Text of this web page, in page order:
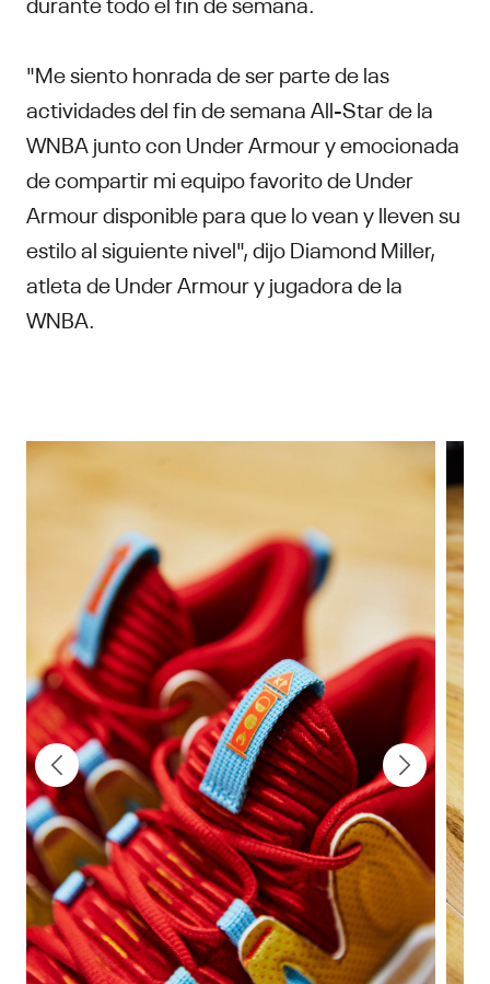
"Me siento honrada de ser parte de las
actividades del fin de semana All-Star de la
WNBA junto con Under Armour y emocionada
de compartir mi equipo favorito de Under
Armour disponible para que lo vean y lleven su
estilo al siguiente nivel", dijo Diamond Miller,
atleta de Under Armour y jugadora de la
WNBA.